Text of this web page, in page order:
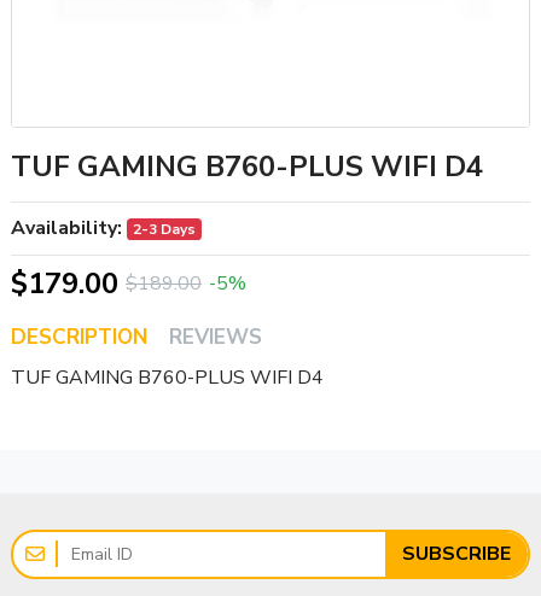
TUF GAMING B760-PLUS WIFI D4
DESCRIPTION REVIEWS
TUF GAMING B760-PLUS WIFI D4
Availability: 2-3 Days
$179.00 $189.00 -5%
SUBSCRIBE